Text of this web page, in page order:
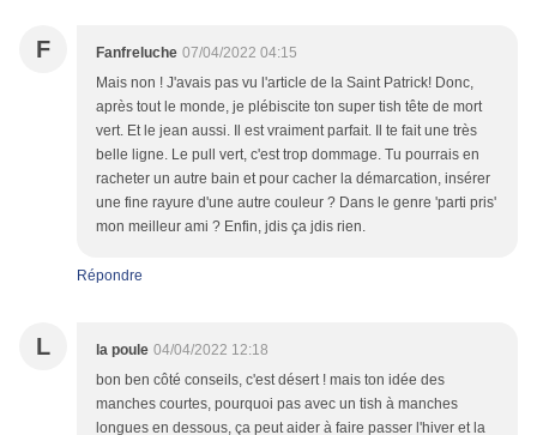
F Fanfreluche 07/04/2022 04:15
Mais non ! J'avais pas vu l'article de la Saint Patrick! Donc,
après tout le monde, je plébiscite ton super tish tête de mort
vert. Et le jean aussi. Il est vraiment parfait. Il te fait une très
belle ligne. Le pull vert, c'est trop dommage. Tu pourrais en
racheter un autre bain et pour cacher la démarcation, insérer
une fine rayure d'une autre couleur ? Dans le genre 'parti pris'
mon meilleur ami ? Enfin, jdis ça jdis rien.
Répondre
L la poule 04/04/2022 12:18
bon ben côté conseils, c'est désert ! mais ton idée des
manches courtes, pourquoi pas avec un tish à manches
longues en dessous, ça peut aider à faire passer l'hiver et la